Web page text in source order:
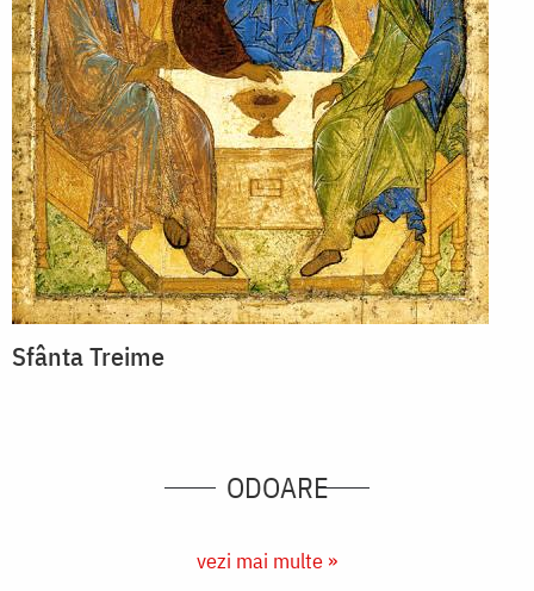
Sfânta Treime
ODOARE
vezi mai multe »